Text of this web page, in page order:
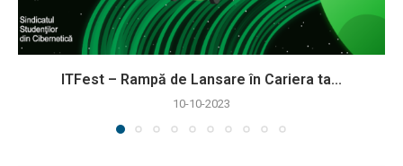
ITFest – Rampă de Lansare în Cariera ta...
10-10-2023